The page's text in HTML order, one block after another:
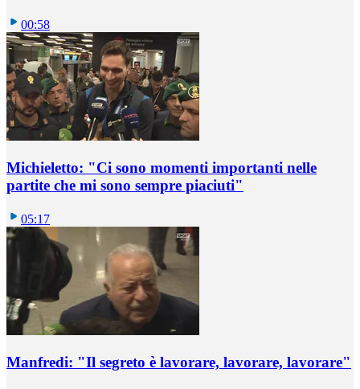
00:58
Michieletto: "Ci sono momenti importanti nelle
partite che mi sono sempre piaciuti"
05:17
Manfredi: "Il segreto è lavorare, lavorare, lavorare"